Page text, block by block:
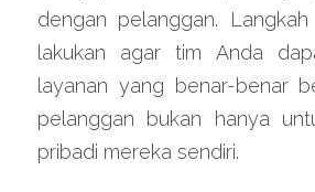
dengan pelanggan.
lakukan agar tim Anda
layanan yang benar-benar
pelanggan bukan hanya
pribadi mereka sendiri.